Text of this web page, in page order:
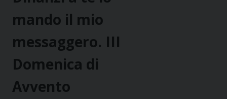
mando il mio
messaggero. III
Domenica di
Avvento